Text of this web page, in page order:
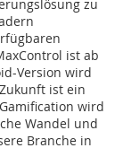
zu
ist ab
Version wird
ist ein
wird
Wandel und
Branche in